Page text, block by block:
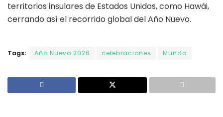
territorios insulares de Estados Unidos, como Hawái,
cerrando así el recorrido global del Año Nuevo.
Tags: Año Nuevo 2026 celebraciones Mundo